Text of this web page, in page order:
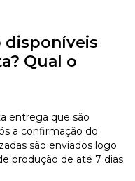
disponíveis
Qual o
entrega que são
a confirmação do
são enviados logo
produção de até 7 dias